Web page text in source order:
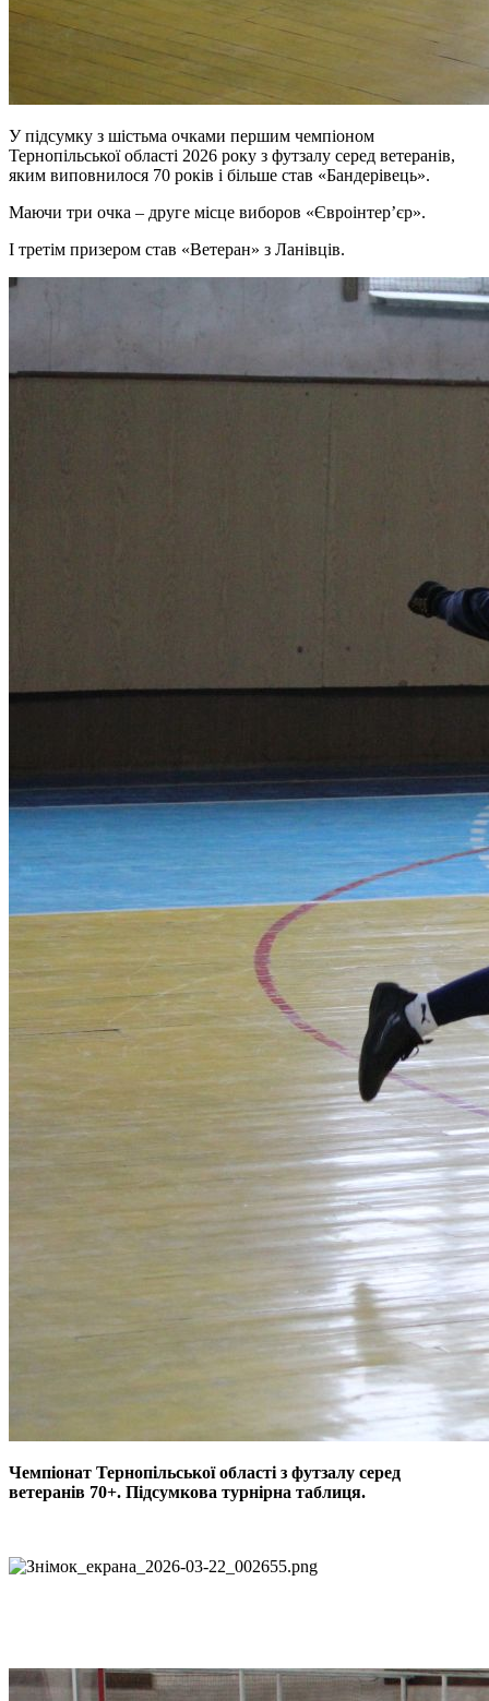
У підсумку з шістьма очками першим чемпіоном
Тернопільської області 2026 року з футзалу серед ветеранів,
яким виповнилося 70 років і більше став «Бандерівець».
Маючи три очка – друге місце виборов «Євроінтер’єр».
І третім призером став «Ветеран» з Ланівців.
Чемпіонат Тернопільської області з футзалу серед
ветеранів 70+. Підсумкова турнірна таблиця.